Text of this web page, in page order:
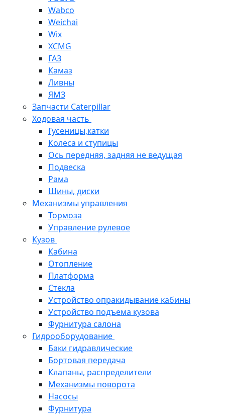
Wabco
Weichai
Wix
XCMG
ГАЗ
Камаз
Ливны
ЯМЗ
Запчасти Caterpillar
Ходовая часть
Гусеницы,катки
Колеса и ступицы
Ось передняя, задняя не ведущая
Подвеска
Рама
Шины, диски
Механизмы управления
Тормоза
Управление рулевое
Кузов
Кабина
Отопление
Платформа
Стекла
Устройство опракидывание кабины
Устройство подъема кузова
Фурнитура салона
Гидрооборудование
Баки гидравлические
Бортовая передача
Клапаны, распределители
Механизмы поворота
Насосы
Фурнитура